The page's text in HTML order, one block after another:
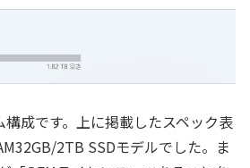
成です。上に掲載したスペック表
2TB SSDモデルでした。ま